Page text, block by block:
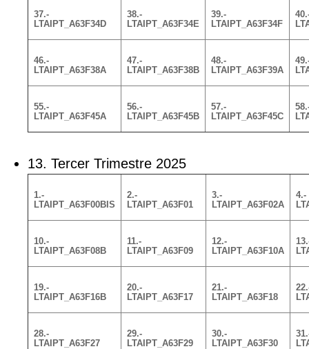
37.-
LTAIPT_A63F34D
38.-
LTAIPT_A63F34E
39.-
LTAIPT_A63F34F
46.-
LTAIPT_A63F38A
47.-
LTAIPT_A63F38B
48.-
LTAIPT_A63F39A
55.-
LTAIPT_A63F45A
56.-
LTAIPT_A63F45B
57.-
LTAIPT_A63F45C
13. Tercer Trimestre 2025
1.-
LTAIPT_A63F00BIS
2.-
LTAIPT_A63F01
3.-
LTAIPT_A63F02A
4.-
10.-
LTAIPT_A63F08B
11.-
LTAIPT_A63F09
12.-
LTAIPT_A63F10A
19.-
LTAIPT_A63F16B
20.-
LTAIPT_A63F17
21.-
LTAIPT_A63F18
28.-
LTAIPT_A63F27
29.-
LTAIPT_A63F29
30.-
LTAIPT_A63F30